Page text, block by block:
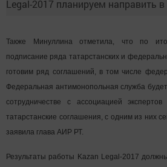
Также Минуллина отметила, что по
подписание ряда татарстанских и
готовим ряд соглашений, в том числе
Федеральная антимонопольная служба
сотрудничестве с ассоциацией
татарстанские соглашения, с одним из них
заявила глава АИР РТ.
Результаты работы Kazan Legal-2017